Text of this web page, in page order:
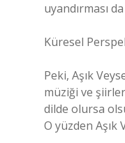
uyandırması
Küresel
Peki, Aşık
müziği ve
dilde olursa
O yüzden Aşık